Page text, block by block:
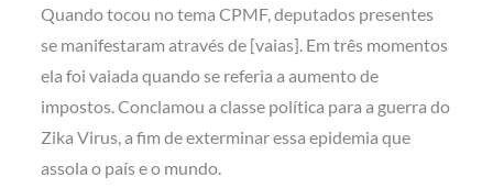
Quando tocou no tema CPMF, deputados presentes
se manifestaram através de [vaias]. Em três momentos
ela foi vaiada quando se referia a aumento de
impostos. Conclamou a classe política para a guerra do
Zika Virus, a fim de exterminar essa epidemia que
assola o país e o mundo.